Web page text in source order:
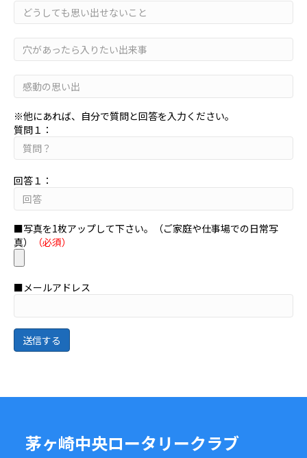
※他にあれば、自分で質問と回答を入力ください。
質問１：
回答１：
■写真を1枚アップして下さい。（ご家庭や仕事場での日常写
真）
（必須）
■メールアドレス
茅ヶ崎中央ロータリークラブ